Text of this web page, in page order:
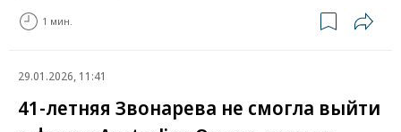
1 мин.
29.01.2026, 11:41
41-летняя Звонарева не смогла выйти